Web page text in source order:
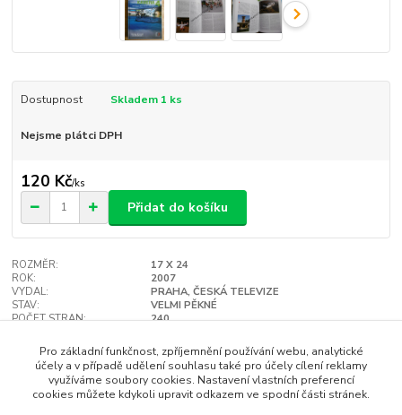
Dostupnost Skladem 1 ks
Nejsme plátci DPH
120 Kč/ks
Přidat do košíku
ROZMĚR:
17 X 24
ROK:
2007
VYDAL:
PRAHA, ČESKÁ TELEVIZE
STAV:
VELMI PĚKNÉ
POČET STRAN:
240
Hlídat cenu / dostupnost
Zboží zařazeno v kategoriích
Pro základní funkčnost, zpříjemnění používání webu, analytické
účely a v případě udělení souhlasu také pro účely cílení reklamy
využíváme soubory cookies. Nastavení vlastních preferencí
cookies můžete kdykoli upravit odkazem ve spodní části stránek.